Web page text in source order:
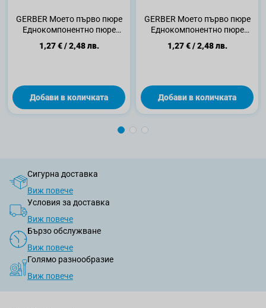
GERBER Моето първо пюре
Еднокомпонентно пюре
Сливи 4+месеца, 80 г
1,27 €/2,48 лв.
Добави в количката
GERBER Моето първо пюре
Еднокомпонентно пюре
Круши Уилямс 4+месеца, 80
г
1,27 €/2,48 лв.
Добави в количката
Сигурна доставка
Виж повече
Условия за доставка
Виж повече
Бързо обслужване
Виж повече
Голямо разнообразие
Виж повече